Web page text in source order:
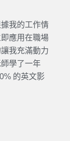
我的工作情
應用在職場
我充滿動力
學了一年
的英文影